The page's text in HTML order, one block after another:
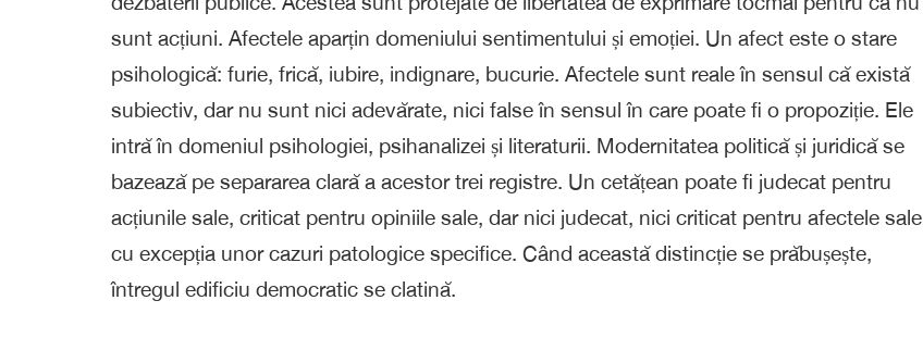
sunt acțiuni. Afectele aparțin domeniului sentimentului și emoției. Un afect este o stare
psihologică: furie, frică, iubire, indignare, bucurie. Afectele sunt reale în sensul că există
subiectiv, dar nu sunt nici adevărate, nici false în sensul în care poate fi o propoziție. Ele
intră în domeniul psihologiei, psihanalizei și literaturii. Modernitatea politică și juridică se
bazează pe separarea clară a acestor trei registre. Un cetățean poate fi judecat pentru
acțiunile sale, criticat pentru opiniile sale, dar nici judecat, nici criticat pentru afectele sale
cu excepția unor cazuri patologice specifice. Când această distincție se prăbușește,
întregul edificiu democratic se clatină.